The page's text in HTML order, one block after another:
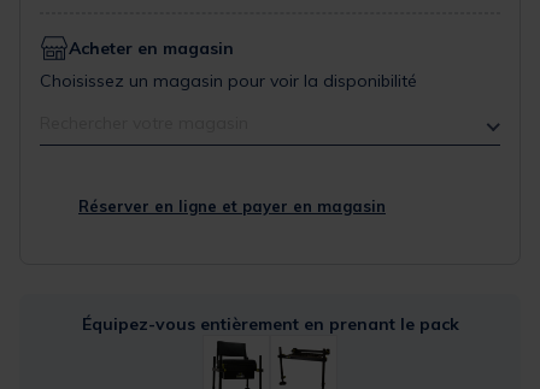
Acheter en magasin
Choisissez un magasin pour voir la disponibilité
Réserver en ligne et payer en magasin
Équipez-vous entièrement en prenant le pack